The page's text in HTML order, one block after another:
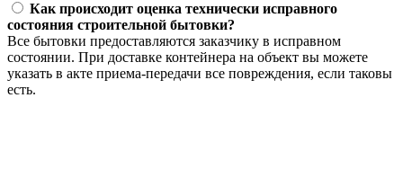
Как происходит оценка технически исправного
состояния строительной бытовки?
Все бытовки предоставляются заказчику в исправном
состоянии. При доставке контейнера на объект вы можете
указать в акте приема-передачи все повреждения, если таковы
есть.